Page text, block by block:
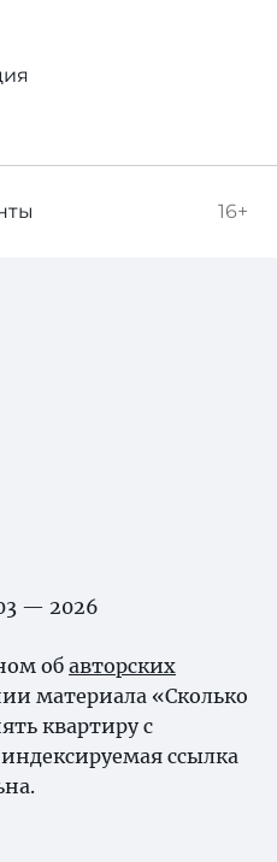
16+
— 2026
об авторских
материала «Сколько
квартиру с
ссылка